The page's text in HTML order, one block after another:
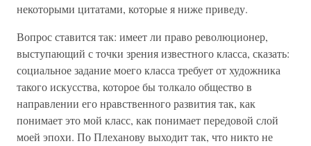
некоторыми цитатами, которые я ниже приведу.
Вопрос ставится так: имеет ли право революционер,
выступающий с точки зрения известного класса, сказать:
социальное задание моего класса требует от художника
такого искусства, которое бы толкало общество в
направлении его нравственного развития так, как
понимает это мой класс, как понимает передовой слой
моей эпохи. По Плеханову выходит так, что никто не